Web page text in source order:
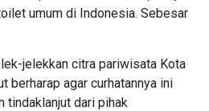
umum di Indonesia. Sebesar
jelekkan citra pariwisata Kota
berharap agar curhatannya ini
tindaklanjut dari pihak